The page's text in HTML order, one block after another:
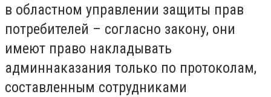
в областном управлении защиты прав
потребителей – согласно закону, они
имеют право накладывать
админнаказания только по протоколам,
составленным сотрудниками